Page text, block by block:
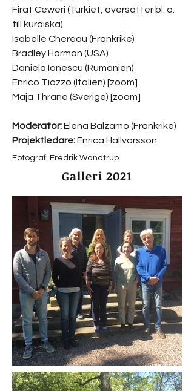
Firat Ceweri (Turkiet, översätter bl. a.
till kurdiska)
Isabelle Chereau (Frankrike)
Bradley Harmon (USA)
Daniela Ionescu (Rumänien)
Enrico Tiozzo (Italien) [zoom]
Maja Thrane (Sverige) [zoom]
Moderator:Elena Balzamo (Frankrike)
Projektledare:Enrica Hallvarsson
Fotograf: Fredrik Wandtrup
Galleri 2021